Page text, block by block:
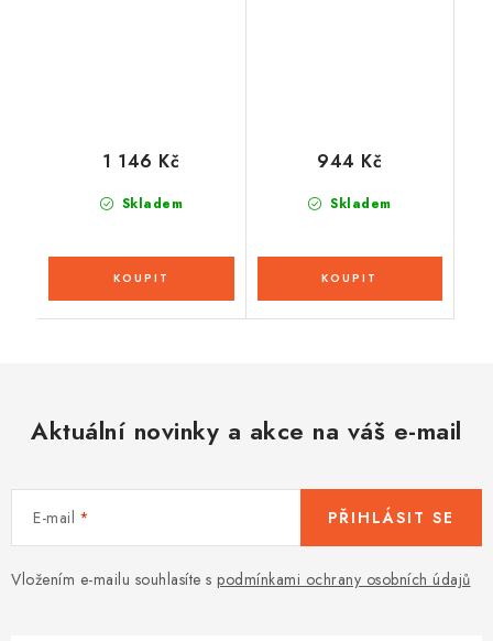
Skladem
1 146 Kč
Skladem
944 Kč
Aktuální novinky a akce na váš e-mail
E-mail
Vložením e-mailu souhlasíte s podmínkami ochrany osobních údajů
PŘIHLÁSIT SE